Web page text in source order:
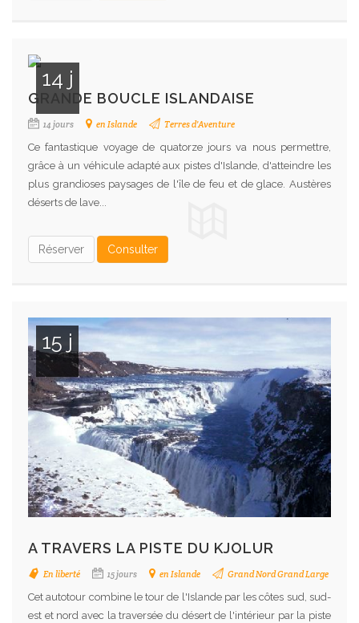
14 j
GRANDE BOUCLE ISLANDAISE
14 jours en Islande Terres d'Aventure
Ce fantastique voyage de quatorze jours va nous permettre,
grâce à un véhicule adapté aux pistes d'Islande, d'atteindre les
plus grandioses paysages de l'île de feu et de glace. Austères
déserts de lave...
Réserver Consulter
15 j
A TRAVERS LA PISTE DU KJOLUR
En liberté 15 jours en Islande Grand Nord Grand Large
Cet autotour combine le tour de l'Islande par les côtes sud, sud-
est et nord avec la traversée du désert de l'intérieur par la piste